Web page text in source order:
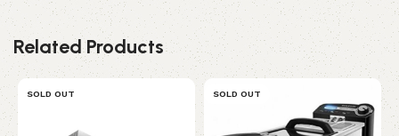
Related Products
SOLD OUT SOLD OUT